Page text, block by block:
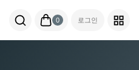
0 로그인